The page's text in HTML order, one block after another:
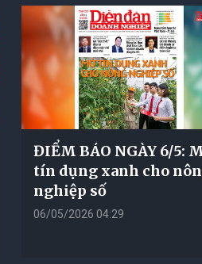
ĐIỂM BÁO NGÀY 6/5:
tín dụng xanh cho
nghiệp số
06/05/2026 04:29